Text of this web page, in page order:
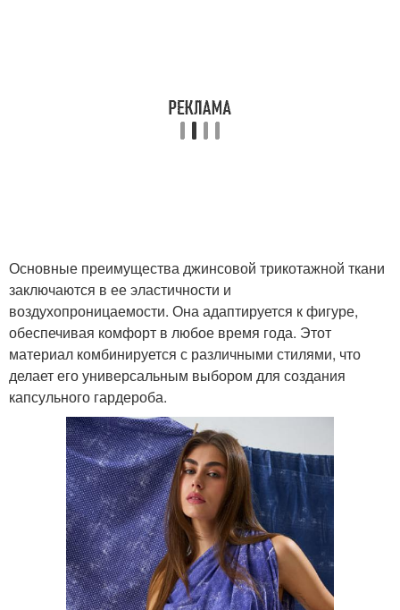
Основные преимущества джинсовой трикотажной ткани
заключаются в ее эластичности и
воздухопроницаемости. Она адаптируется к фигуре,
обеспечивая комфорт в любое время года. Этот
материал комбинируется с различными стилями, что
делает его универсальным выбором для создания
капсульного гардероба.